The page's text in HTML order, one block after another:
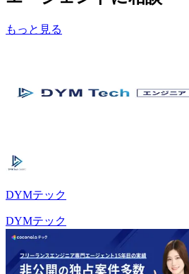
もっと見る
DYMテック
DYMテック